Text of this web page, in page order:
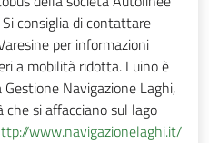
Si consiglia di contattare
per informazioni
a mobilità ridotta. Luino è
Navigazione Laghi,
si affacciano sul lago
www.navigazionelaghi.it/